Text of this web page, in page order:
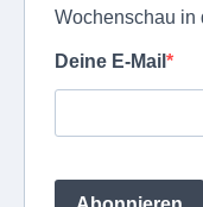
Wochenschau in
Deine E-Mail